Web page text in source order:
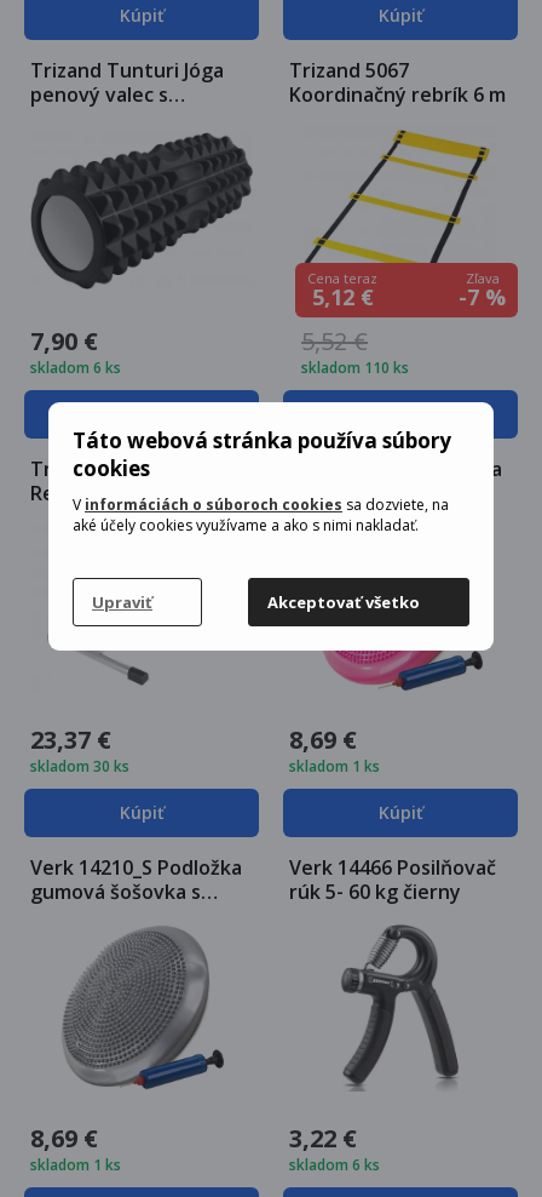
Táto webová stránka používa súbory
cookies
V informáciách o súboroch cookies sa dozviete, na
aké účely cookies využívame a ako s nimi nakladať.
Upraviť Akceptovať všetko
Kúpiť Kúpiť
Trizand Tunturi Jóga
penový valec s
7,90 €
skladom 6 ks
Trizand 5067
Koordinačný rebrík 6 m
Cena teraz
5,12 €
Zľava
-7 %
5,52 €
skladom 110 ks
Trizand 9642
Rehabilitačný rotopéd
23,37 €
skladom 30 ks
Kúpiť
Verk 14210_R Podložka
gumová šošovka s
výstupkami, hustilka,
8,69 €
skladom 1 ks
Kúpiť
Verk 14210_S Podložka
gumová šošovka s
32cm šedá
8,69 €
skladom 1 ks
Verk 14466 Posilňovač
rúk 5- 60 kg čierny
3,22 €
skladom 6 ks